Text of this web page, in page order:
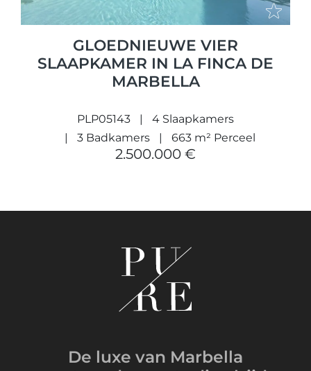
GLOEDNIEUWE VIER
SLAAPKAMER IN LA FINCA DE
MARBELLA
PLP05143
4 Slaapkamers
3 Badkamers
663 m² Perceel
2.500.000 €
De luxe van Marbella